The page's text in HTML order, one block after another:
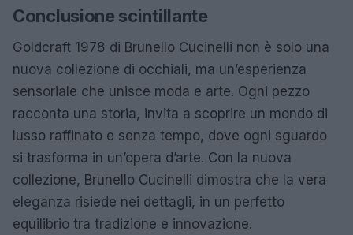
Conclusione scintillante
Goldcraft 1978 di Brunello Cucinelli non è solo una
nuova collezione di occhiali, ma un’esperienza
sensoriale che unisce moda e arte. Ogni pezzo
racconta una storia, invita a scoprire un mondo di
lusso raffinato e senza tempo, dove ogni sguardo
si trasforma in un’opera d’arte. Con la nuova
collezione, Brunello Cucinelli dimostra che la vera
eleganza risiede nei dettagli, in un perfetto
equilibrio tra tradizione e innovazione.